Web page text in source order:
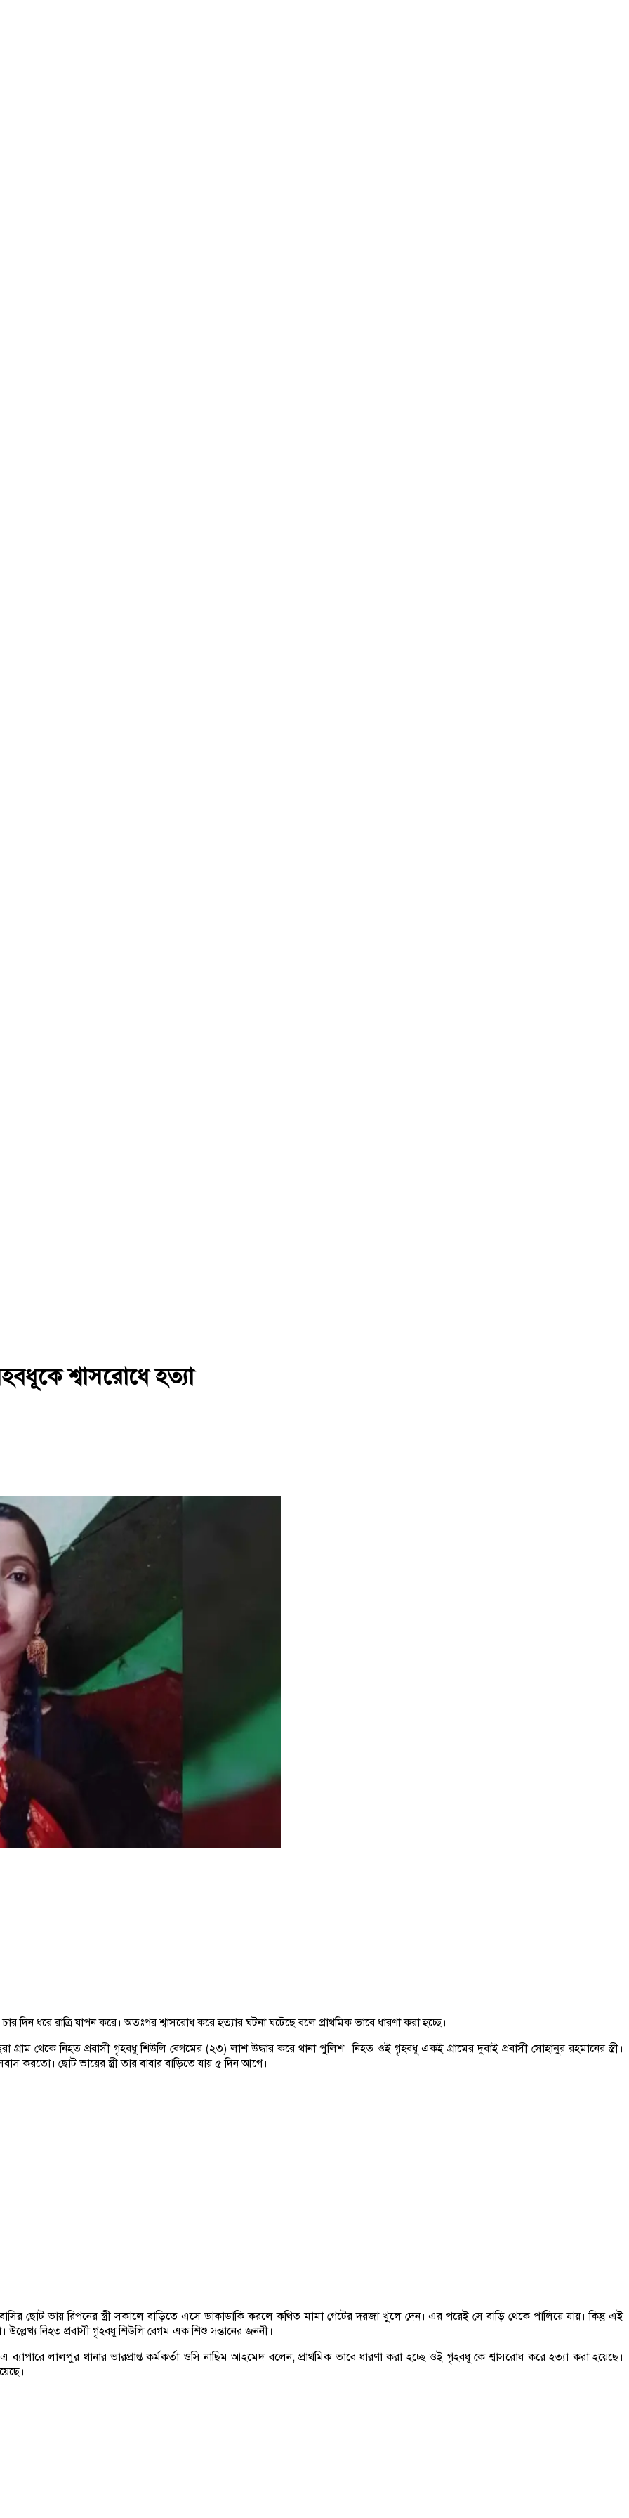
শ্বাসরোধে হত্যা
দিন ধরে রাত্রি যাপন করে। অতঃপর শ্বাসরোধ করে হত্যার ঘটনা ঘটেছে বলে প্রাথমিক ভাবে ধারণা করা হচ্ছে।
থেকে নিহত প্রবাসী গৃহবধূ শিউলি বেগমের (২৩) লাশ উদ্ধার করে থানা পুলিশ। নিহত ওই গৃহবধূ একই গ্রামের দুবাই প্রবাসী সোহানুর রহমানের স্ত্রী।
করতো। ছোট ভায়ের স্ত্রী তার বাবার বাড়িতে যায় ৫ দিন আগে।
ছোট ভায় রিপনের স্ত্রী সকালে বাড়িতে এসে ডাকাডাকি করলে কথিত মামা গেটের দরজা খুলে দেন। এর পরেই সে বাড়ি থেকে পালিয়ে যায়। কিন্তু এই
নিহত প্রবাসী গৃহবধূ শিউলি বেগম এক শিশু সন্তানের জননী।
লালপুর থানার ভারপ্রাপ্ত কর্মকর্তা ওসি নাছিম আহমেদ বলেন, প্রাথমিক ভাবে ধারণা করা হচ্ছে ওই গৃহবধূ কে শ্বাসরোধ করে হত্যা করা হয়েছে।